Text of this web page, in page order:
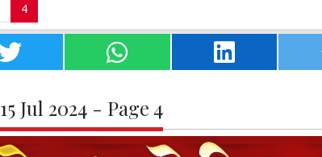
4
Jul 2024 - Page 4